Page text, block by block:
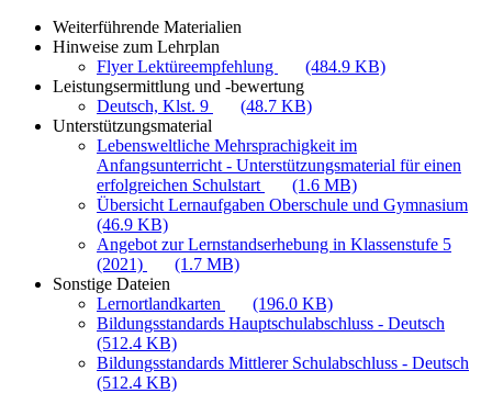
Weiterführende Materialien
Hinweise zum Lehrplan
Flyer Lektüreempfehlung
(484.9 KB)
Leistungsermittlung und -bewertung
Deutsch, Klst. 9
(48.7 KB)
Unterstützungsmaterial
Lebensweltliche Mehrsprachigkeit im
Anfangsunterricht - Unterstützungsmaterial für einen
erfolgreichen Schulstart
(1.6 MB)
Übersicht Lernaufgaben Oberschule und Gymnasium
(46.9 KB)
Angebot zur Lernstandserhebung in Klassenstufe 5
(2021)
(1.7 MB)
Sonstige Dateien
Lernortlandkarten
(196.0 KB)
Bildungsstandards Hauptschulabschluss - Deutsch
(512.4 KB)
Bildungsstandards Mittlerer Schulabschluss - Deutsch
(512.4 KB)